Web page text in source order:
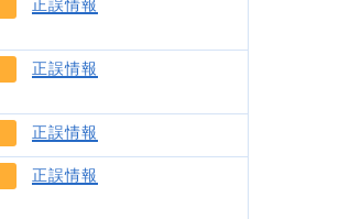
正誤情報
正誤情報
正誤情報
正誤情報